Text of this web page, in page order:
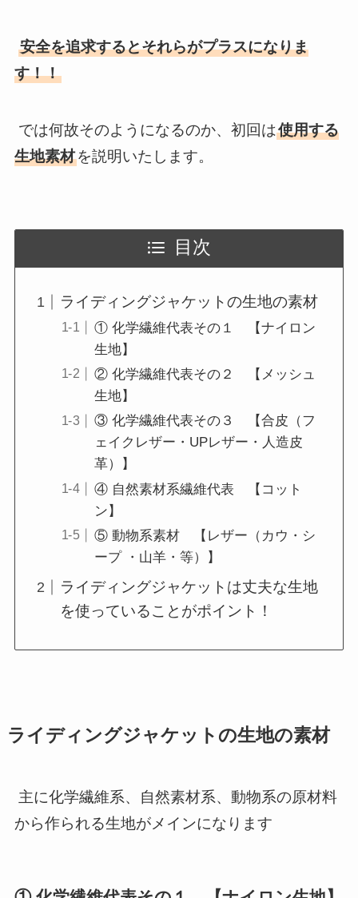
安全を追求するとそれらがプラスになりま
す！！
では何故そのようになるのか、初回は使用する
生地素材を説明いたします。
目次
ライディングジャケットの生地の素材
① 化学繊維代表その１ 【ナイロン
生地】
② 化学繊維代表その２ 【メッシュ
生地】
③ 化学繊維代表その３ 【合皮（フ
ェイクレザー・UPレザー・人造皮
革）】
④ 自然素材系繊維代表 【コット
ン】
⑤ 動物系素材 【レザー（カウ・シ
ープ ・山羊・等）】
ライディングジャケットは丈夫な生地
を使っていることがポイント！
ライディングジャケットの生地の素材
主に化学繊維系、自然素材系、動物系の原材料
から作られる生地がメインになります